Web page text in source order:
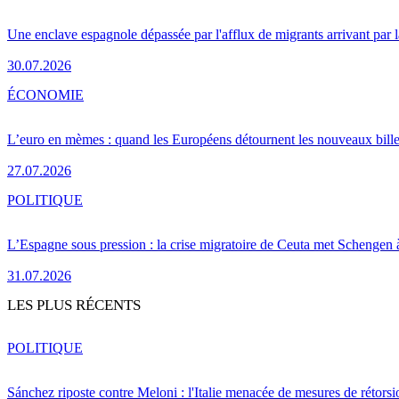
Une enclave espagnole dépassée par l'afflux de migrants arrivant par
30.07.2026
L’euro en mèmes : quand les Européens détournent les nouveaux
27.07.2026
ÉCONOMIE
L’Espagne sous pression : la crise migratoire de Ceuta met Schengen
31.07.2026
POLITIQUE
LES PLUS RÉCENTS
Sánchez riposte contre Meloni : l'Italie menacée de mesures de
POLITIQUE